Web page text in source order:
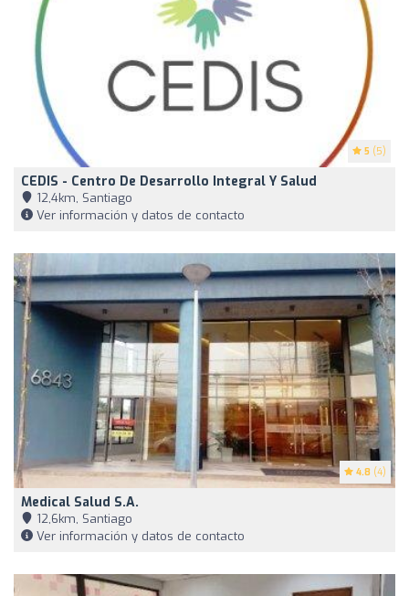
5 (5)
CEDIS - Centro De Desarrollo Integral Y Salud
12,4km, Santiago
Ver información y datos de contacto
4.8 (4)
Medical Salud S.A.
12,6km, Santiago
Ver información y datos de contacto